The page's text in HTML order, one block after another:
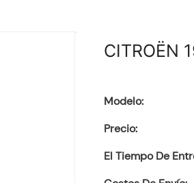
CITROËN
Modelo:
Precio:
El Tiempo De